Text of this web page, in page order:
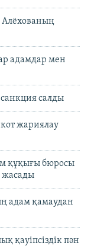
Алёхованың
адамдар мен
салды
жариялау
құқығы бюросы
жасады
адам қамаудан
қауіпсіздік пән